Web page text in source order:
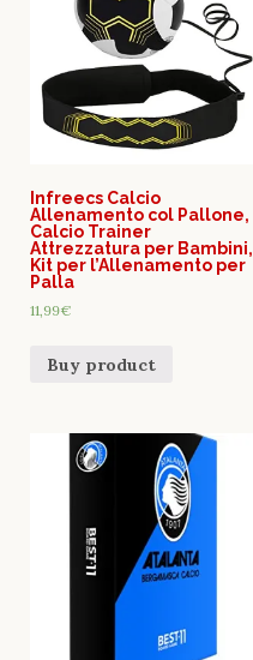
Infreecs Calcio
Allenamento col Pallone,
Calcio Trainer
Attrezzatura per Bambini,
Kit per l’Allenamento per
Palla
11,99€
Buy product